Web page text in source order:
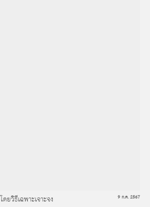
ซื้อวัสดุก่อสร้าง โดยวิธีเฉพาะเจาะจง 9 ก.ค. 2567